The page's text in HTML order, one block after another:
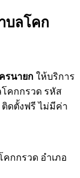
บลโคก
รนายก ให้บริการ
คกกรวด รหัส
ดตั้งฟรี ไม่มีค่า
กกรวด อำเภอ